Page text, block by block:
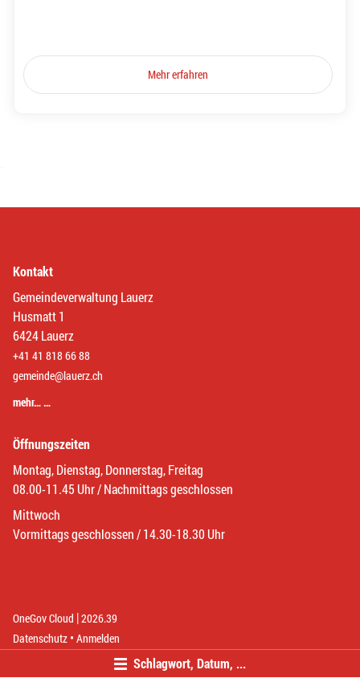
Schlagwort, Datum, ...
Mehr erfahren
Kontakt
Gemeindeverwaltung Lauerz
Husmatt 1
6424 Lauerz
+41 41 818 66 88
gemeinde@lauerz.ch
mehr… …
Öffnungszeiten
Montag, Dienstag, Donnerstag, Freitag
08.00-11.45 Uhr / Nachmittags geschlossen
Mittwoch
Vormittags geschlossen / 14.30-18.30 Uhr
OneGov Cloud (External Link)
|2026.39
Datenschutz (External Link)
Anmelden